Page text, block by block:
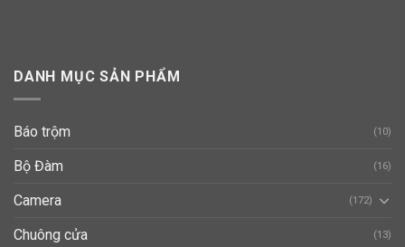
DANH MỤC SẢN PHẨM
Báo trộm (10)
Bộ Đàm (16)
Camera (172)
Chuông cửa (13)